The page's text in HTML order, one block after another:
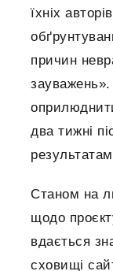
їхніх
причин
зауважень».
два тижні
Станом на
щодо
вдається
сховищі